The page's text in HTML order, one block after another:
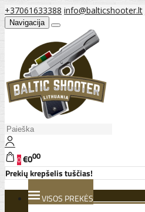
+37061633388 info@balticshooter.lt
Navigacija
0€000
Prekių krepšelis tuščias!
VISOS PREKĖS